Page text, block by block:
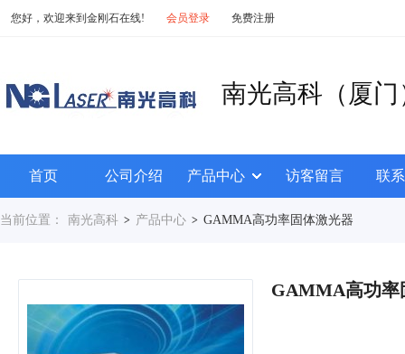
您好，欢迎来到金刚石在线! 会员登录 免费注册
南光高科（厦
首页 公司介绍 产品中心 访客留言 联
当前位置： 南光高科 > 产品中心 > GAMMA高功率固体激光器
GAMMA高功率